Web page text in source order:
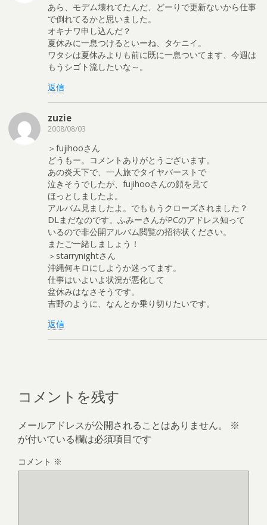
あら、モデム壊れてたんだ、どーりで更新ないから仕事
で倒れてるかと思いました。
オキナワ申し込んだ？
夏休みに一息つけるといーね、タケニイ。
ワタシは夏休みよりも前に既に一息ついてます、今週は
もうシゴト流したいな～。
返信
zuzie
2008/08/03
＞fujihooさん
どうもー。コメントありがとうございます。
あの炎天下で、一人旅でタイヤバーストで
泣きそうでしたが、fujihooさんの顔を見て
ほっとしましたよ。
アルバム見ましたよ。でももうクローズされました？
DLまだなのです。ふみーさんがPCのアドレス知って
いるので非公開アルバム閲覧の招待状ください。
またご一緒しましょう！
＞starrynightさん
沖縄何キロにしようか迷ってます。
仕事はいよいよ状況が悪化して
盆休みはなさそうです。
吉野のように、なんとか乗り切りたいです。
返信
コメントを残す
メールアドレスが公開されることはありません。
※
が付いている欄は必須項目です
コメント ※